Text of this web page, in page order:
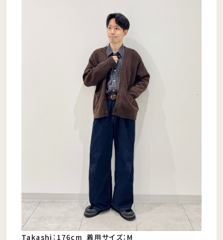
Takashi：176cm 着用サイズ：M